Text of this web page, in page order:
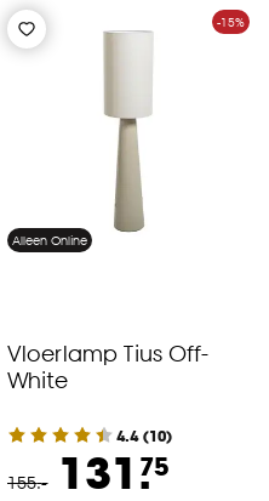
-15%
Alleen Online
Vloerlamp Tius Off-
White
4.4(10)
155.- 131.75